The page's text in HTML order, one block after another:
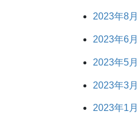
2023年8月
2023年6月
2023年5月
2023年3月
2023年1月